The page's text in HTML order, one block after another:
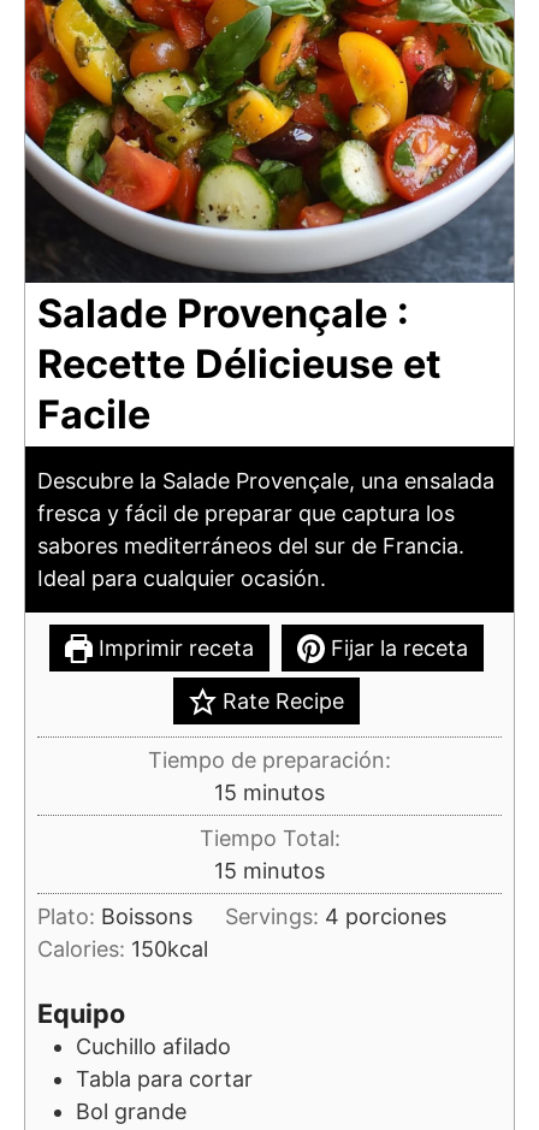
Salade Provençale :
Recette Délicieuse et
Facile
Descubre la Salade Provençale, una ensalada
fresca y fácil de preparar que captura los
sabores mediterráneos del sur de Francia.
Ideal para cualquier ocasión.
Imprimir receta Fijar la receta
Rate Recipe
Tiempo de preparación:
15 minutos
minutos
Tiempo Total:
15 minutos
minutos
Plato: Boissons Servings: 4 porciones
Calories: 150kcal
Equipo
Cuchillo afilado
Tabla para cortar
Bol grande